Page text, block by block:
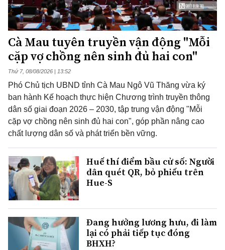
Cà Mau tuyên truyền vận động "Mỗi
cặp vợ chồng nên sinh đủ hai con"
Thứ 7, 08/08/2026 | 13:52
Phó Chủ tịch UBND tỉnh Cà Mau Ngô Vũ Thăng vừa ký
ban hành Kế hoạch thực hiện Chương trình truyền thông
dân số giai đoạn 2026 – 2030, tập trung vận động "Mỗi
cặp vợ chồng nên sinh đủ hai con", góp phần nâng cao
chất lượng dân số và phát triển bền vững.
Huế thí điểm bầu cử số: Người
dân quét QR, bỏ phiếu trên
Hue-S
Đang hưởng lương hưu, đi làm
lại có phải tiếp tục đóng
BHXH?